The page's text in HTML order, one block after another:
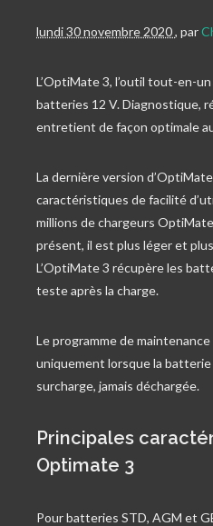
lundi 30 novembre 2020, par
L’OptiMate 3, l’outil tout-en-
batteries 12 V. Diagnostique,
entretient de façon optimale
La dernière version
caractéristiques de facilité
millions de chargeurs
présent, il est plus léger et
L’OptiMate 3 récupère les
teste après la charge.
Le programme de
uniquement lorsque la batterie
surcharge, jamais déchargée.
Principales
Optimate 3
Pour batteries STD, AGM et